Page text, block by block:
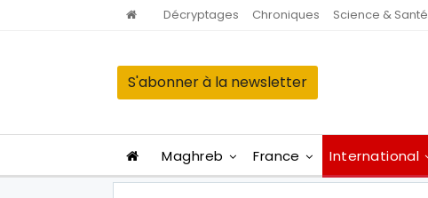
Décryptages Chroniques Science & Santé
S'abonner à la newsletter
Maghreb France International